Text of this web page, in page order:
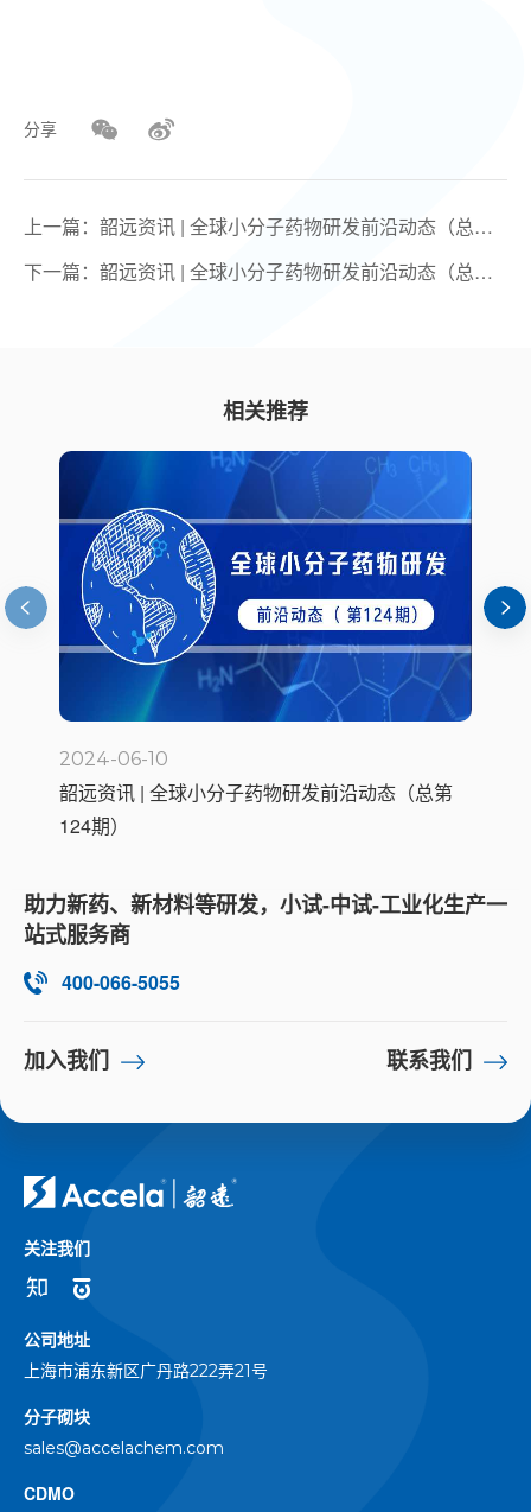
分享
上一篇：韶远资讯 | 全球小分子药物研发前沿动态（总第
126期）
下一篇：韶远资讯 | 全球小分子药物研发前沿动态（总第
相关推荐
2024-05-20
韶远资讯 | 全球小分子药物研发前沿动态（总第
123期）
助力新药、新材料等研发，小试-中试-工业化生产一
站式服务商
400-066-5055
加入我们 联系我们
关注我们
公司地址
上海市浦东新区广丹路222弄21号
分子砌块
sales@accelachem.com
CDMO